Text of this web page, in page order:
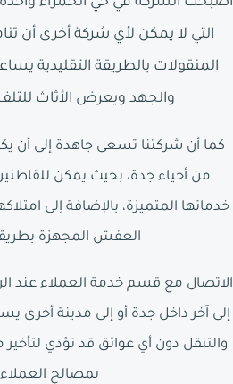
التي لا يمكن لأي شركة أخرى أن
المنقولات بالطريقة التقليدية
والجهد ويعرض الأثاث
كما أن شركتنا تسعى جاهدة إلى أن
من أحياء جدة، بحيث يمكن
خدماتها المتميزة، بالإضافة إلى
العفش المجهزة
الاتصال مع قسم خدمة العملاء عند
إلى آخر داخل جدة أو إلى مدينة أخرى
والتنقل دون أي عوائق قد تؤدي لتأخير
بمصالح